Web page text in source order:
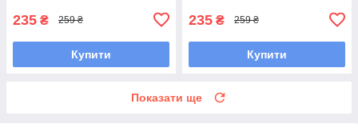
235 ₴ 259 ₴
Купити
235 ₴ 259 ₴
Купити
Показати ще